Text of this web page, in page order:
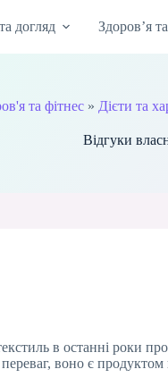
догляд Здоров’я
та фітнес» Дієти та
Відгуки
в останні роки
воно є